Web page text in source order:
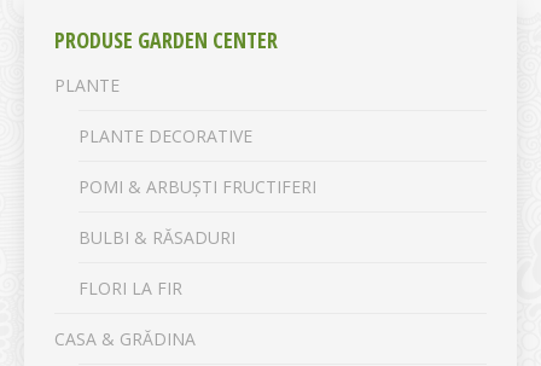
PRODUSE GARDEN CENTER
PLANTE
PLANTE DECORATIVE
POMI & ARBUȘTI FRUCTIFERI
BULBI & RĂSADURI
FLORI LA FIR
CASA & GRĂDINA